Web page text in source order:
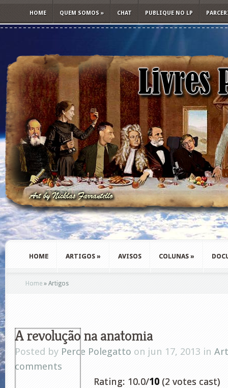
HOME QUEM SOMOS » CHAT PUBLIQUE NO LP
HOME ARTIGOS » AVISOS COLUNAS »
Home » Artigos
A revolução na anatomia
Posted by Perce Polegatto on jun 17, 2013 in
comments
Rating: 10.0/10 (2 votes cast)